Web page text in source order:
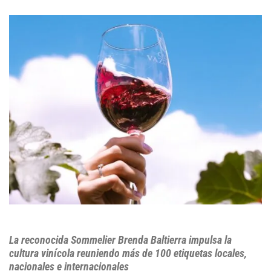
La reconocida Sommelier Brenda Baltierra impulsa la
cultura vinícola reuniendo más de 100 etiquetas locales,
nacionales e internacionales